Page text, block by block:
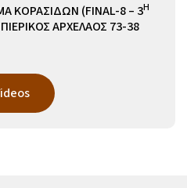
ΚΟΡΑΣΙΔΩΝ (FINAL-8 – 3Η
ΑΡΧΕΛΑΟΣ 73-38